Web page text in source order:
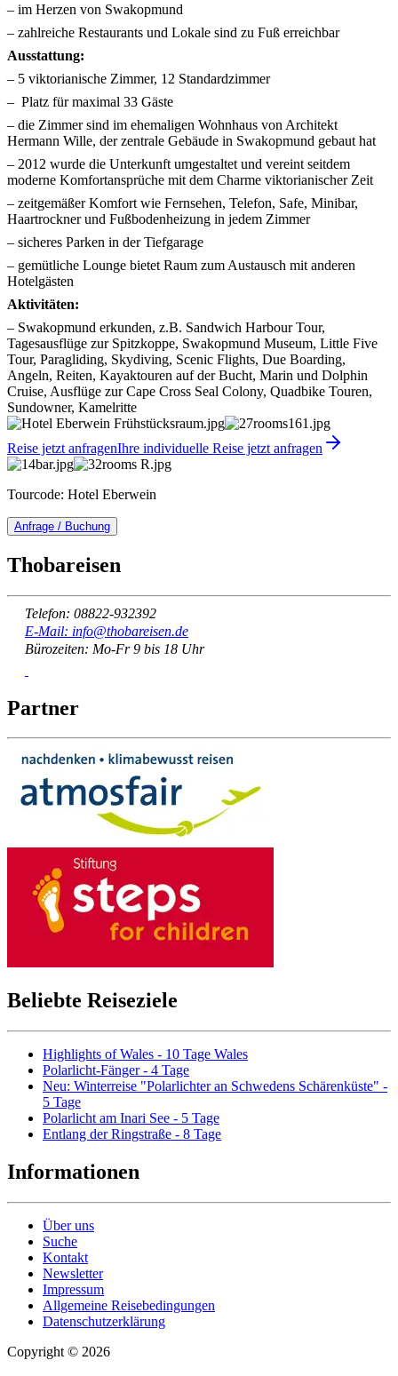
– im Herzen von Swakopmund
– zahlreiche Restaurants und Lokale sind zu Fuß erreichbar
Ausstattung:
– 5 viktorianische Zimmer, 12 Standardzimmer
– Platz für maximal 33 Gäste
– die Zimmer sind im ehemaligen Wohnhaus von Architekt
Hermann Wille, der zentrale Gebäude in Swakopmund gebaut hat
– 2012 wurde die Unterkunft umgestaltet und vereint seitdem
moderne Komfortansprüche mit dem Charme viktorianischer Zeit
– zeitgemäßer Komfort wie Fernsehen, Telefon, Safe, Minibar,
Haartrockner und Fußbodenheizung in jedem Zimmer
– sicheres Parken in der Tiefgarage
– gemütliche Lounge bietet Raum zum Austausch mit anderen
Hotelgästen
Aktivitäten:
– Swakopmund erkunden, z.B. Sandwich Harbour Tour,
Tagesausflüge zur Spitzkoppe, Swakopmund Museum, Little Five
Tour, Paragliding, Skydiving, Scenic Flights, Due Boarding,
Angeln, Reiten, Kayaktouren auf der Bucht, Marin und Dolphin
Cruise, Ausflüge zur Cape Cross Seal Colony, Quadbike Touren,
Sundowner, Kamelritte
Reise jetzt anfragenIhre individuelle Reise jetzt anfragen
Tourcode: Hotel Eberwein
Anfrage / Buchung
Thobareisen
Telefon: 08822-932392
E-Mail: info@thobareisen.de
Bürozeiten: Mo-Fr 9 bis 18 Uhr
Partner
Beliebte Reiseziele
Highlights of Wales - 10 Tage Wales
Polarlicht-Fänger - 4 Tage
Neu: Winterreise "Polarlichter an Schwedens Schärenküste" -
5 Tage
Polarlicht am Inari See - 5 Tage
Entlang der Ringstraße - 8 Tage
Informationen
Über uns
Suche
Kontakt
Newsletter
Impressum
Allgemeine Reisebedingungen
Datenschutzerklärung
Copyright © 2026